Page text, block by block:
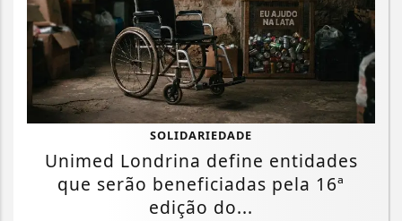
SOLIDARIEDADE
Unimed Londrina define entidades
que serão beneficiadas pela 16ª
edição do...